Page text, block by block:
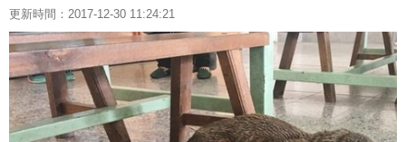
更新時間：2017-12-30 11:24:21